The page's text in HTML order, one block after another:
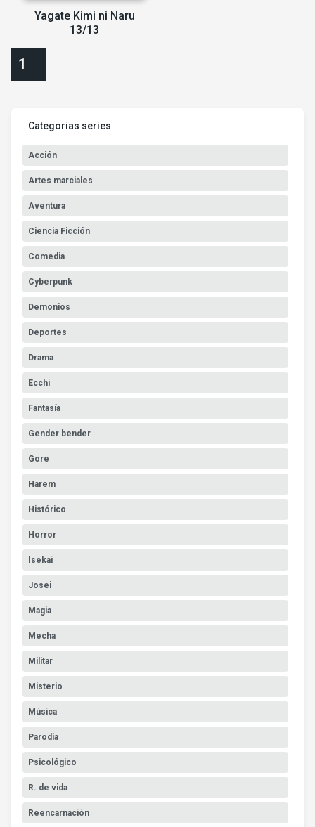
Yagate Kimi ni Naru
13/13
1
Categorias series
Acción
Artes marciales
Aventura
Ciencia Ficción
Comedia
Cyberpunk
Demonios
Deportes
Drama
Ecchi
Fantasía
Gender bender
Gore
Harem
Histórico
Horror
Isekai
Josei
Magia
Mecha
Militar
Misterio
Música
Parodia
Psicológico
R. de vida
Reencarnación